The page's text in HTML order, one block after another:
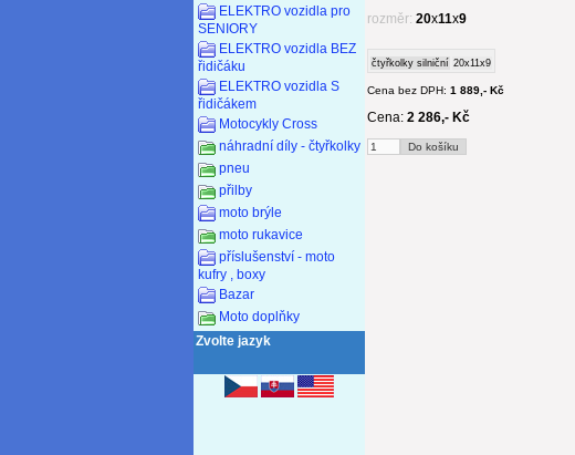
ELEKTRO vozidla pro
SENIORY
ELEKTRO vozidla BEZ
řidičáku
ELEKTRO vozidla S
řidičákem
Motocykly Cross
náhradní díly - čtyřkolky
pneu
přilby
moto brýle
moto rukavice
příslušenství - moto
kufry , boxy
Bazar
Moto doplňky
Zvolte jazyk
rozměr: 20x11x9
čtyřkolky silniční 20x11x9
Cena bez DPH: 1 889,- Kč
Cena: 2 286,- Kč